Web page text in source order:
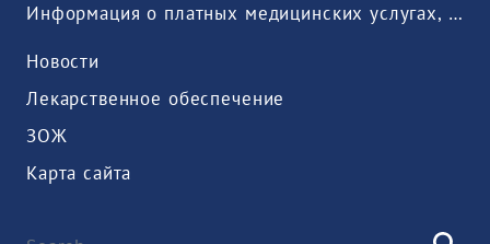
Информация о платных медицинских услугах, предоставляемых медицинской организацией
Новости
Лекарственное обеспечение
ЗОЖ
Карта сайта